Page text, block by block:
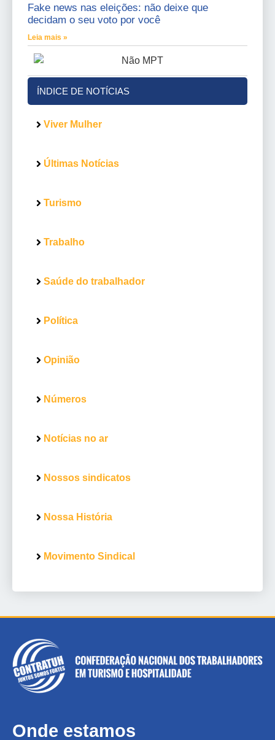
Fake news nas eleições: não deixe que
decidam o seu voto por você
Leia mais »
ÍNDICE DE NOTÍCIAS
Viver Mulher
Últimas Notícias
Turismo
Trabalho
Saúde do trabalhador
Política
Opinião
Números
Notícias no ar
Nossos sindicatos
Nossa História
Movimento Sindical
Onde estamos